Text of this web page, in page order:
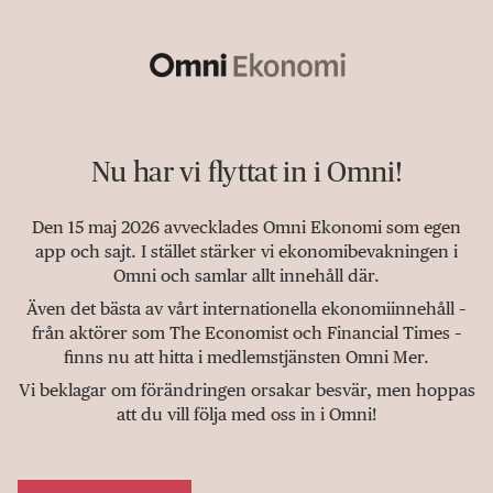
Nu har vi flyttat in i Omni!
Den 15 maj 2026 avvecklades Omni Ekonomi som egen
app och sajt. I stället stärker vi ekonomibevakningen i
Omni och samlar allt innehåll där.
Även det bästa av vårt internationella ekonomiinnehåll –
från aktörer som The Economist och Financial Times –
finns nu att hitta i medlemstjänsten Omni Mer.
Vi beklagar om förändringen orsakar besvär, men hoppas
att du vill följa med oss in i Omni!